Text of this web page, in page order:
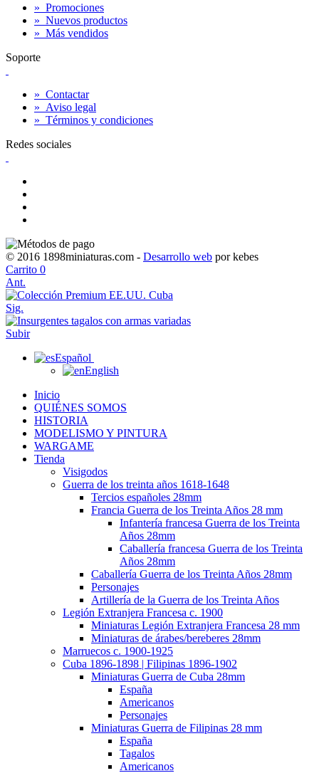
» Promociones
» Nuevos productos
» Más vendidos
Soporte
» Contactar
» Aviso legal
» Términos y condiciones
Redes sociales
© 2016 1898miniaturas.com - Desarrollo web por kebes
Carrito 0
Ant.
Sig.
Subir
Español
English
Inicio
QUIÉNES SOMOS
HISTORIA
MODELISMO Y PINTURA
WARGAME
Tienda
Visigodos
Guerra de los treinta años 1618-1648
Tercios españoles 28mm
Francia Guerra de los Treinta Años 28 mm
Infantería francesa Guerra de los Treinta
Años 28mm
Caballería francesa Guerra de los Treinta
Años 28mm
Caballería Guerra de los Treinta Años 28mm
Personajes
Artillería de la Guerra de los Treinta Años
Legión Extranjera Francesa c. 1900
Miniaturas Legión Extranjera Francesa 28 mm
Miniaturas de árabes/bereberes 28mm
Marruecos c. 1900-1925
Cuba 1896-1898 | Filipinas 1896-1902
Miniaturas Guerra de Cuba 28mm
España
Americanos
Personajes
Miniaturas Guerra de Filipinas 28 mm
España
Tagalos
Americanos